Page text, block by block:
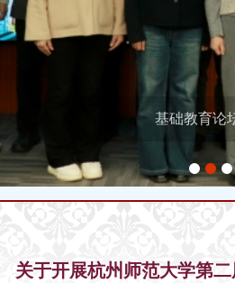
1 2 3
基础教育论
关于开展杭州师范大学第